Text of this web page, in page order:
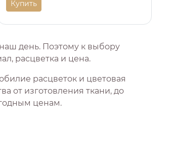
Купить
день. Поэтому к выбору
расцветка и цена.
расцветок и цветовая
от изготовления ткани, до
ценам.